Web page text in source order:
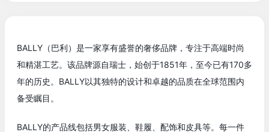
BALLY（巴利）是一家享有盛誉的奢侈品牌，专注于高端时尚
和精湛工艺。该品牌源自瑞士，始创于1851年，至今已有170多
年的历史。BALLY以其独特的设计和卓越的品质在全球范围内
备受瞩目。
BALLY的产品线包括男女服装、鞋履、配饰和皮具等。每一件